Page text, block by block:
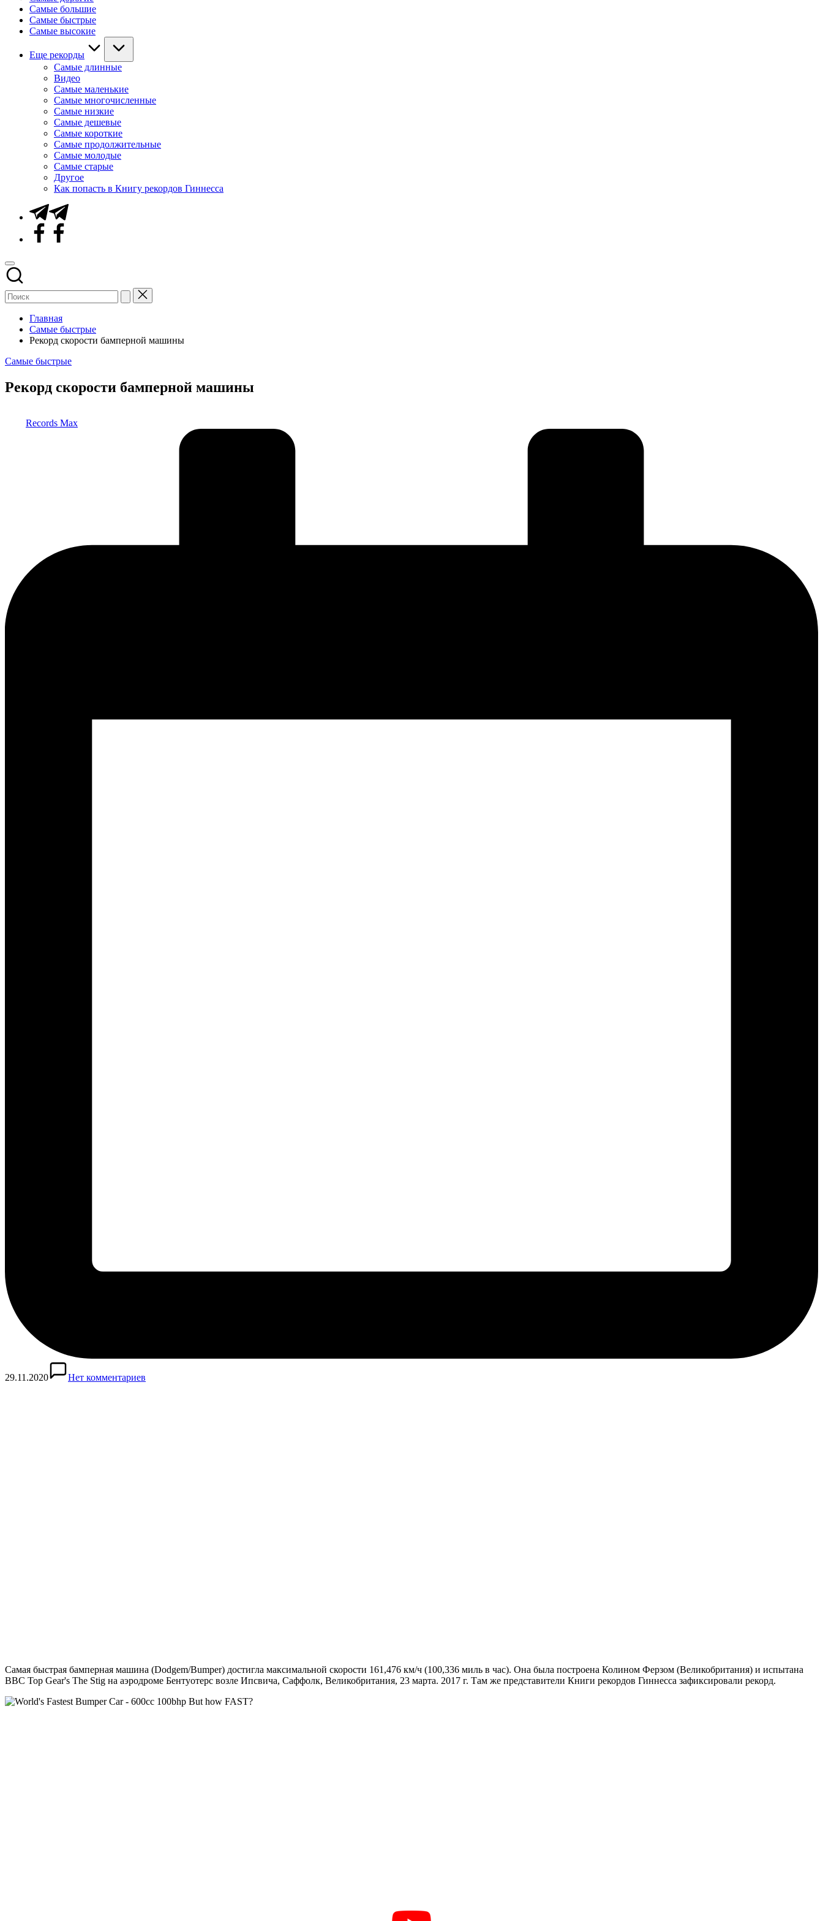
Самые большие
Самые быстрые
Самые высокие
Еще рекорды
Самые длинные
Видео
Самые маленькие
Самые многочисленные
Самые низкие
Самые дешевые
Самые короткие
Самые продолжительные
Самые молодые
Самые старые
Другое
Как попасть в Книгу рекордов Гиннесса
Telegram
Facebook
Главная
Самые быстрые
Рекорд скорости бамперной машины
Опубликовано
Самые быстрые
Рекорд скорости бамперной машины
Records Max
29.11.2020 Нет комментариев
Самая быстрая бамперная машина (Dodgem/Bumper) достигла максимальной скорости 161,476 км/ч (100,336 миль в час). Она была построена Колином Ферзом (Великобритания) и испытана
BBC Top Gear's The Stig на аэродроме Бентуотерс возле Ипсвича, Саффолк, Великобритания, 23 марта. 2017 г. Там же представители Книги рекордов Гиннесса зафиксировали рекорд.